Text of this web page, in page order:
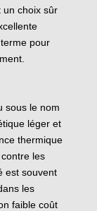
un choix sûr
pour
sous le nom
léger et
thermique
les
est souvent
les
faible coût